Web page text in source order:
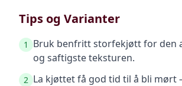
Tips og Varianter
1
Bruk benfritt storfekjøtt for den
og saftigste teksturen.
2 La kjøttet få god tid til å bli mørt